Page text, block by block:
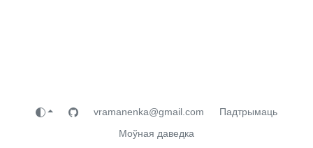
vramanenka@gmail.com
Падтрымаць
Моўная даведка